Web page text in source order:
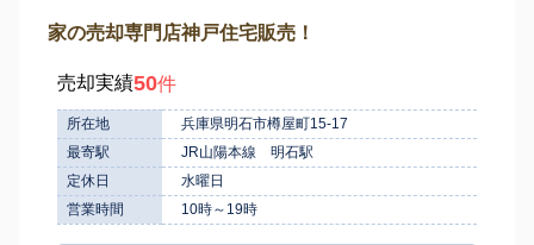
家の売却専門店神戸住宅販売！
売却実績50件
所在地
兵庫県明石市樽屋町15-17
最寄駅
JR山陽本線 明石駅
定休日
水曜日
営業時間
10時～19時